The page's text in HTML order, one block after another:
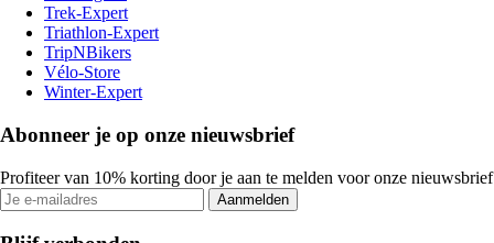
Trek-Expert
Triathlon-Expert
TripNBikers
Vélo-Store
Winter-Expert
Abonneer je op onze nieuwsbrief
Profiteer van 10% korting door je aan te melden voor onze nieuwsbrief
Aanmelden